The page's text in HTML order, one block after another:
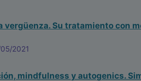
vergüenza. Su tratamiento con
2021
mindfulness y autogenics.